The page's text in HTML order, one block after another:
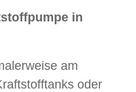
in
am
oder